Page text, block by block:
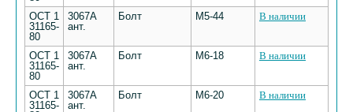
ОСТ 1
31165-
80
3067А
ант.
Болт М5-44 В наличии
ОСТ 1
31165-
80
3067А
ант.
Болт М6-18 В наличии
ОСТ 1
31165-
3067А
ант.
Болт М6-20 В наличии